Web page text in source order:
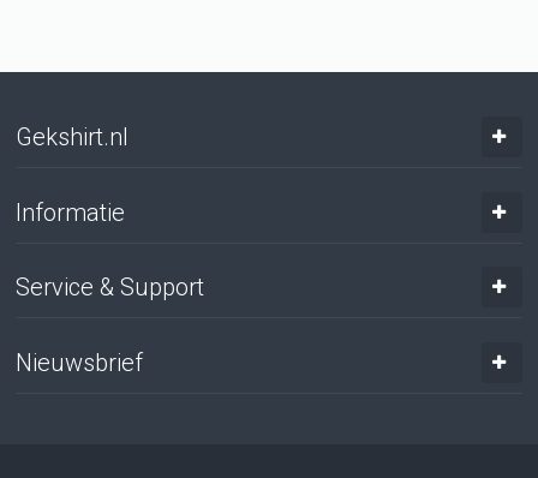
Gekshirt.nl
Informatie
Service & Support
Nieuwsbrief